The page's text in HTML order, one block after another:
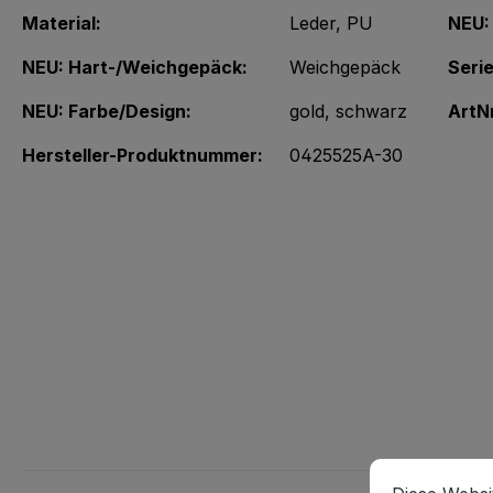
Material:
Leder, PU
NEU: Hart-/Weichgepäck:
Weichgepäck
NEU: Farbe/Design:
gold, schwarz
Hersteller-Produktnummer:
0425525A-30
Cookie-
Diese